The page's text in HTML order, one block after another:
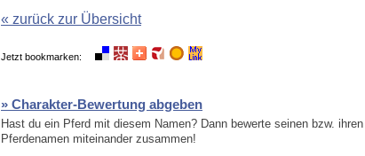
« zurück zur Übersicht
Jetzt bookmarken:
» Charakter-Bewertung abgeben
Hast du ein Pferd mit diesem Namen? Dann bewerte seinen bzw.
Pferdenamen miteinander zusammen!